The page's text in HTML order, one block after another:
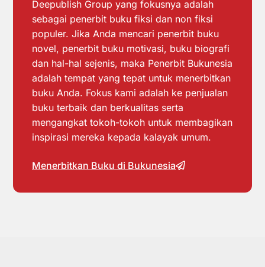
Deepublish Group yang fokusnya adalah
sebagai penerbit buku fiksi dan non fiksi
populer. Jika Anda mencari penerbit buku
novel, penerbit buku motivasi, buku biografi
dan hal-hal sejenis, maka Penerbit Bukunesia
adalah tempat yang tepat untuk menerbitkan
buku Anda. Fokus kami adalah ke penjualan
buku terbaik dan berkualitas serta
mengangkat tokoh-tokoh untuk membagikan
inspirasi mereka kepada kalayak umum.
Menerbitkan Buku di Bukunesia